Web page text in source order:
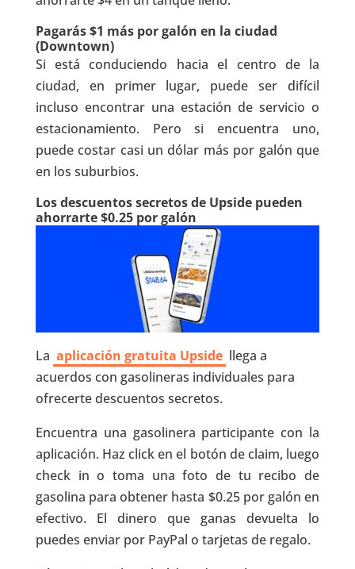
Pagarás $1 más por galón en la ciudad
(Downtown)
Si está conduciendo hacia el centro de la
ciudad, en primer lugar, puede ser difícil
incluso encontrar una estación de servicio o
estacionamiento. Pero si encuentra uno,
puede costar casi un dólar más por galón que
en los suburbios.
Los descuentos secretos de Upside pueden
ahorrarte $0.25 por galón
La aplicación gratuita Upside llega a
acuerdos con gasolineras individuales para
ofrecerte descuentos secretos.
Encuentra una gasolinera participante con la
aplicación. Haz click en el botón de claim, luego
check in o toma una foto de tu recibo de
gasolina para obtener hasta $0.25 por galón en
efectivo. El dinero que ganas devuelta lo
puedes enviar por PayPal o tarjetas de regalo.